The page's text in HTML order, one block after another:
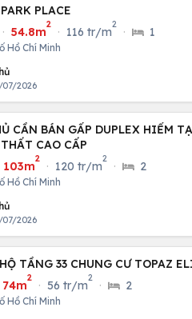
PLACE
· 54.8m
2
· 116 tr/m
2
· 1
Hồ Chí Minh
2026
CẦN BÁN GẤP DUPLEX HIẾM
CAO CẤP
103m
2
· 120 tr/m
2
· 2
Hồ Chí Minh
2026
TẦNG 33 CHUNG CƯ TOPAZ
74m
2
· 56 tr/m
2
· 2
Hồ Chí Minh